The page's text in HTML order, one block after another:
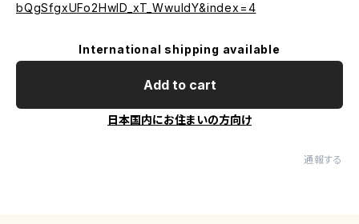
bQgSfgxUFo2HwID_xT_WwuldY&index=4
International shipping available
Add to cart
日本国内にお住まいの方向け
通報する